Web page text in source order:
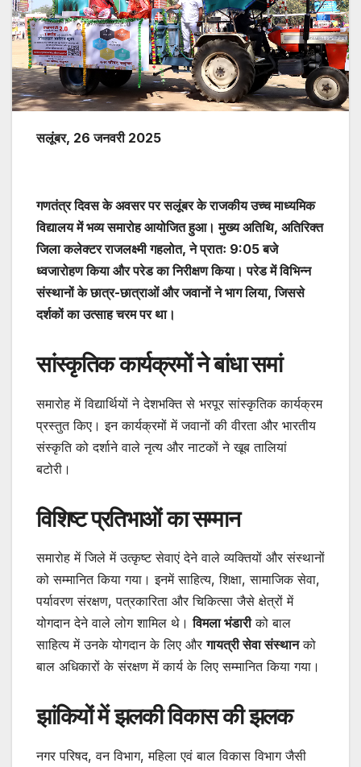
सलूंबर, 26 जनवरी 2025
गणतंत्र दिवस के अवसर पर सलूंबर के राजकीय उच्च माध्यमिक
विद्यालय में भव्य समारोह आयोजित हुआ। मुख्य अतिथि, अतिरिक्त
जिला कलेक्टर राजलक्ष्मी गहलोत, ने प्रातः 9:05 बजे
ध्वजारोहण किया और परेड का निरीक्षण किया। परेड में विभिन्न
संस्थानों के छात्र-छात्राओं और जवानों ने भाग लिया, जिससे
दर्शकों का उत्साह चरम पर था।
सांस्कृतिक कार्यक्रमों ने बांधा समां
समारोह में विद्यार्थियों ने देशभक्ति से भरपूर सांस्कृतिक कार्यक्रम
प्रस्तुत किए। इन कार्यक्रमों में जवानों की वीरता और भारतीय
संस्कृति को दर्शाने वाले नृत्य और नाटकों ने खूब तालियां
बटोरी।
विशिष्ट प्रतिभाओं का सम्मान
समारोह में जिले में उत्कृष्ट सेवाएं देने वाले व्यक्तियों और संस्थानों
को सम्मानित किया गया। इनमें साहित्य, शिक्षा, सामाजिक सेवा,
पर्यावरण संरक्षण, पत्रकारिता और चिकित्सा जैसे क्षेत्रों में
योगदान देने वाले लोग शामिल थे।विमला भंडारीको बाल
साहित्य में उनके योगदान के लिए औरगायत्री सेवा संस्थानको
बाल अधिकारों के संरक्षण में कार्य के लिए सम्मानित किया गया।
झांकियों में झलकी विकास की झलक
नगर परिषद, वन विभाग, महिला एवं बाल विकास विभाग जैसी